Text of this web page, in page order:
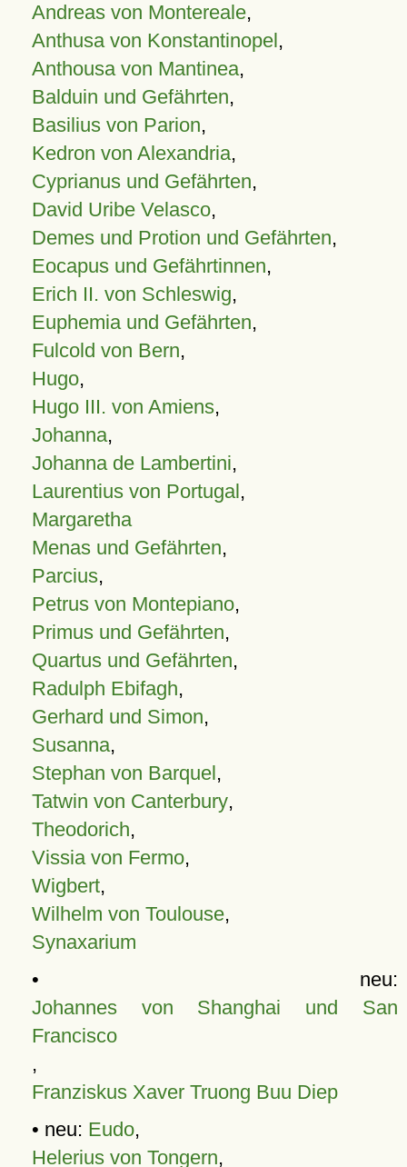
Andreas von Montereale,
Anthusa von Konstantinopel,
Anthousa von Mantinea,
Balduin und Gefährten,
Basilius von Parion,
Kedron von Alexandria,
Cyprianus und Gefährten,
David Uribe Velasco,
Demes und Protion und Gefährten,
Eocapus und Gefährtinnen,
Erich II. von Schleswig,
Euphemia und Gefährten,
Fulcold von Bern,
Hugo,
Hugo III. von Amiens,
Johanna,
Johanna de Lambertini,
Laurentius von Portugal,
Margaretha
Menas und Gefährten,
Parcius,
Petrus von Montepiano,
Primus und Gefährten,
Quartus und Gefährten,
Radulph Ebifagh,
Gerhard und Simon,
Susanna,
Stephan von Barquel,
Tatwin von Canterbury,
Theodorich,
Vissia von Fermo,
Wigbert,
Wilhelm von Toulouse,
Synaxarium
• neu:
Johannes von Shanghai und San
Francisco
,
Franziskus Xaver Truong Buu Diep
• neu: Eudo,
Helerius von Tongern,